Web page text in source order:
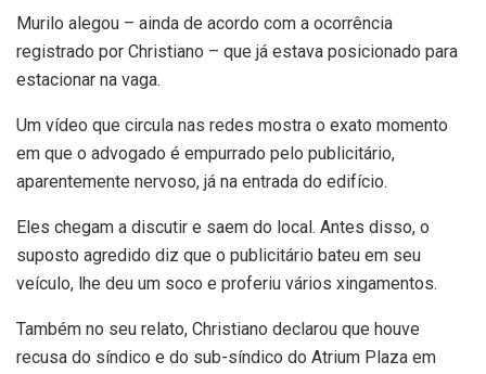
Murilo alegou – ainda de acordo com a ocorrência
registrado por Christiano – que já estava posicionado para
estacionar na vaga.
Um vídeo que circula nas redes mostra o exato momento
em que o advogado é empurrado pelo publicitário,
aparentemente nervoso, já na entrada do edifício.
Eles chegam a discutir e saem do local. Antes disso, o
suposto agredido diz que o publicitário bateu em seu
veículo, lhe deu um soco e proferiu vários xingamentos.
Também no seu relato, Christiano declarou que houve
recusa do síndico e do sub-síndico do Atrium Plaza em